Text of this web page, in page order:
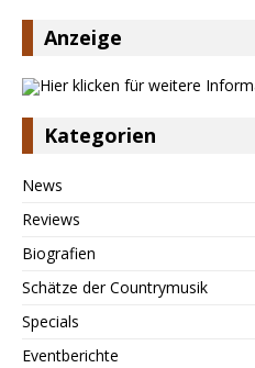
Anzeige
Kategorien
News
Reviews
Biografien
Schätze der Countrymusik
Specials
Eventberichte